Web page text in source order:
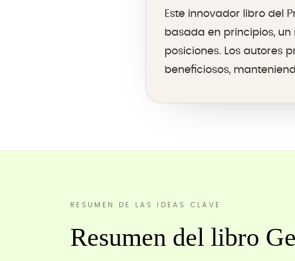
Este innovador libro del
basada en principios,
posiciones. Los autores
beneficiosos,
RESUMEN DE LAS IDEAS CLAVE
Resumen del libro